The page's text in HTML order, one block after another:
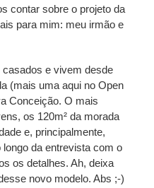
contar sobre o projeto da
para mim: meu irmão e
e vivem desde
(mais uma aqui no Open
Conceição. O mais
os 120m² da morada
e, principalmente,
da entrevista com o
os detalhes. Ah, deixa
novo modelo. Abs ;-)